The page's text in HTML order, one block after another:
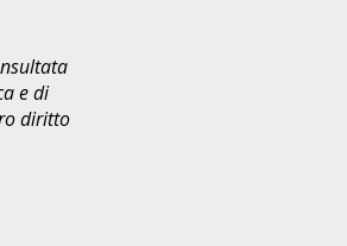
e di
diritto